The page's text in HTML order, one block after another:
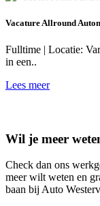
Vacature Allround
Fulltime | Locatie:
in een..
Lees meer
Wil je meer
Check dan ons
meer wilt weten en
baan bij Auto